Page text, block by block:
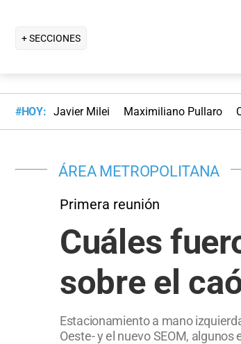
+ SECCIONES
#HOY: Javier Milei Maximiliano Pullaro
ÁREA METROPOLITANA
Primera reunión
Cuáles
sobre el
Estacionamiento a mano
Oeste- y el nuevo SEOM,